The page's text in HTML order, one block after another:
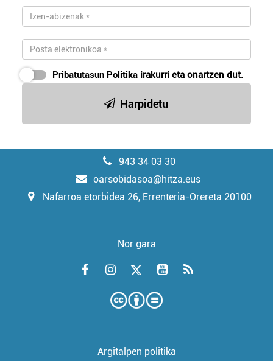
Pribatutasun Politika irakurri eta onartzen dut.
Harpidetu
943 34 03 30
oarsobidasoa@hitza.eus
Nafarroa etorbidea 26, Errenteria-Orereta 20100
Nor gara
Argitalpen politika